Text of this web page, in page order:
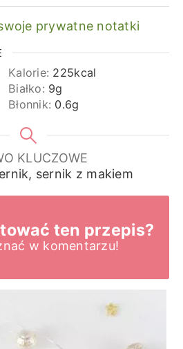
prywatne notatki
Kalorie: 225kcal
Białko: 9g
Błonnik: 0.6g
KLUCZOWE
sernik z makiem
ten przepis?
w komentarzu!